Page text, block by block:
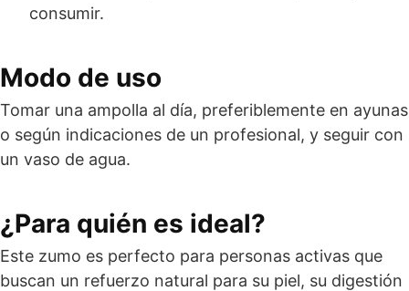
consumir.
Modo de uso
Tomar una ampolla al día, preferiblemente en ayunas
o según indicaciones de un profesional, y seguir con
un vaso de agua.
¿Para quién es ideal?
Este zumo es perfecto para personas activas que
buscan un refuerzo natural para su piel, su digestión